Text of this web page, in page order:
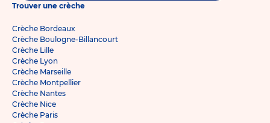
Trouver une crèche
Crèche Bordeaux
Crèche Boulogne-Billancourt
Crèche Lille
Crèche Lyon
Crèche Marseille
Crèche Montpellier
Crèche Nantes
Crèche Nice
Crèche Paris